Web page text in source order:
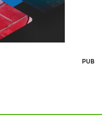
PUB